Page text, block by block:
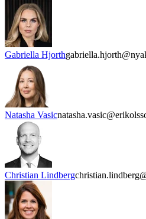
Gabriella Hjorth
Natasha Vasic
Christian Lindberg